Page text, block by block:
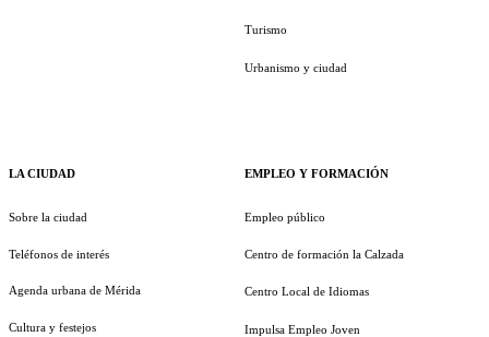
LA CIUDAD
Sobre la ciudad
Teléfonos de interés
Agenda urbana de Mérida
Cultura y festejos
Turismo
Urbanismo y ciudad
EMPLEO Y FORMACIÓN
Empleo público
Centro de formación la Calzada
Centro Local de Idiomas
Impulsa Empleo Joven